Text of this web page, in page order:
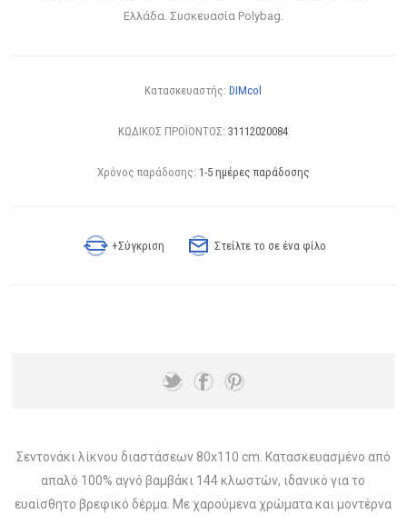
Ελλάδα. Συσκευασία Polybag.
Κατασκευαστής: DIMcol
ΚΩΔΙΚΟΣ ΠΡΟΪΟΝΤΟΣ: 31112020084
Χρόνος παράδοσης: 1-5 ημέρες παράδοσης
+Σύγκριση Στείλτε το σε ένα φίλο
Σεντονάκι λίκνου διαστάσεων 80x110 cm. Κατασκευασμένο από
απαλό 100% αγνό βαμβάκι 144 κλωστών, ιδανικό για το
ευαίσθητο βρεφικό δέρμα. Με χαρούμενα χρώματα και μοντέρνα